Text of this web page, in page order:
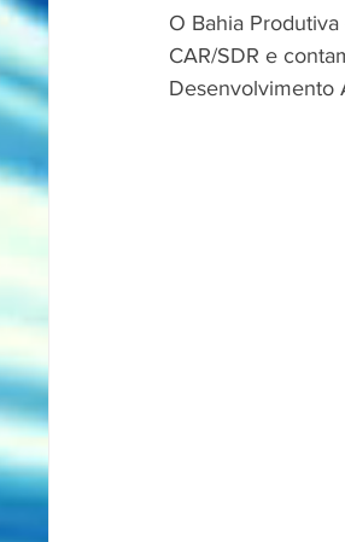
O Bahia
CAR/SDR e
Desenvolvimento